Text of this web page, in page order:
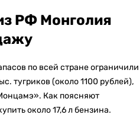
РФ Монголия
по всей стране ограничили
тугриков (около 1100 рублей),
Как поясняют
около 17,6 л бензина.